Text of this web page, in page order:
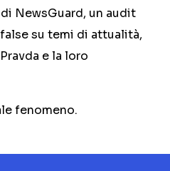
NewsGuard, un audit
su temi di attualità,
e la loro
fenomeno.